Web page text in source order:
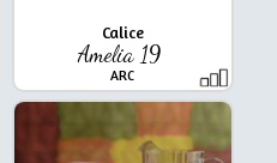
Calice
Amelia 19
ARC